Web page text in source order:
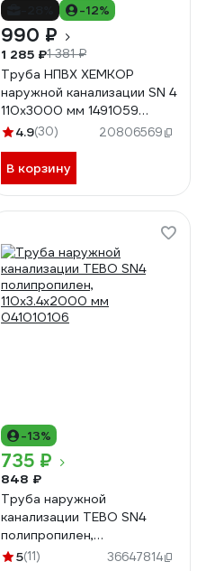
-12%
990 ₽
1 285 ₽1 381 ₽
Труба НПВХ ХЕМКОР
наружной канализации SN 4
110x3000 мм 1491059
05984
4.9(30) 20806569
В корзину
-13%
735 ₽
848 ₽
Труба наружной
канализации TEBO SN4
полипропилен,
110x3.4x2000 мм
5(11) 36647814